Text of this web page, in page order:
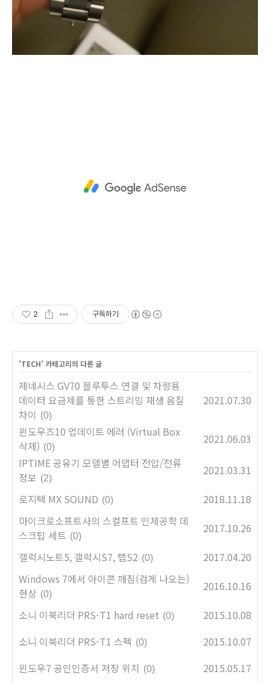
2 구독하기
'TECH' 카테고리의 다른 글
제네시스 GV70 블루투스 연결 및 차량용
데이터 요금제를 통한 스트리밍 재생 음질
차이 (0)
2021.07.30
윈도우즈10 업데이트 에러 (Virtual Box
삭제) (0)
2021.06.03
IPTIME 공유기 모델별 어댑터 전압/전류
정보 (2)
2021.03.31
로지텍 MX SOUND (0)
2018.11.18
마이크로소프트사의 스컬프트 인체공학 데
스크탑 세트 (0)
2017.10.26
갤럭시노트5, 갤럭시S7, 탭S2 (0)
2017.04.20
Windows 7에서 아이콘 깨짐(검게 나오는)
현상 (0)
2016.10.16
소니 이북리더 PRS-T1 hard reset (0)
2015.10.08
소니 이북리더 PRS-T1 스펙 (0)
2015.10.07
윈도우7 공인인증서 저장 위치 (0) 2015.05.17